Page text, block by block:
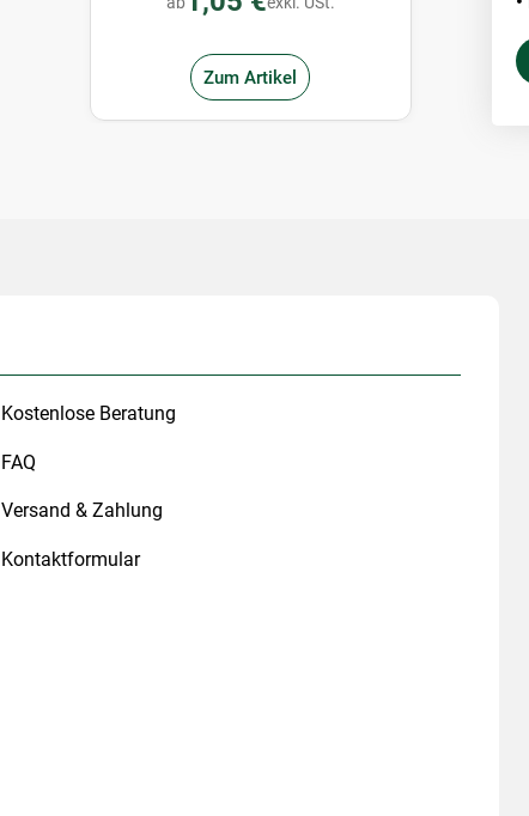
Zum Artikel
Kostenlose Beratung
FAQ
Versand & Zahlung
Kontaktformular